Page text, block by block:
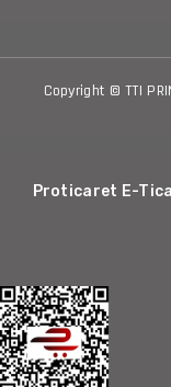
Copyright © TTI
Proticaret E-